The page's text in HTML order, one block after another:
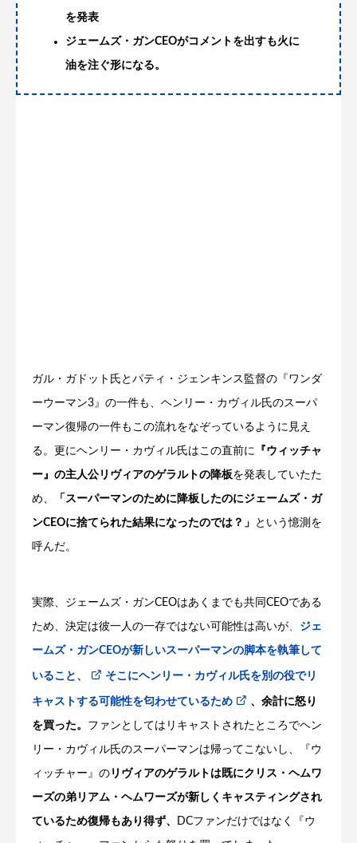
を発表
ジェームズ・ガンCEOがコメントを出すも火に
油を注ぐ形になる。
ガル・ガドット氏とパティ・ジェンキンス監督の『ワンダ
ーウーマン3』の一件も、ヘンリー・カヴィル氏のスーパ
ーマン復帰の一件もこの流れをなぞっているように見え
る。更にヘンリー・カヴィル氏はこの直前に 『ウィッチャ
ー』の主人公リヴィアのゲラルトの降板を発表していたた
め、 「スーパーマンのために降板したのにジェームズ・ガ
ンCEOに捨てられた結果になったのでは？」 という憶測を
呼んだ。
実際、ジェームズ・ガンCEOはあくまでも共同CEOである
ため、決定は彼一人の一存ではない可能性は高いが、 ジェ
ームズ・ガンCEOが新しいスーパーマンの脚本を執筆して
いること、 そこにヘンリー・カヴィル氏を別の役でリ
キャストする可能性を匂わせているため 、余計に怒り
を買った。 ファンとしてはリキャストされたところでヘン
リー・カヴィル氏のスーパーマンは帰ってこないし、『ウ
ィッチャー』の リヴィアのゲラルトは既にクリス・ヘムワ
ーズの弟リアム・ヘムワーズが新しくキャスティングされ
ているため復帰もあり得ず、 DCファンだけではなく『ウ